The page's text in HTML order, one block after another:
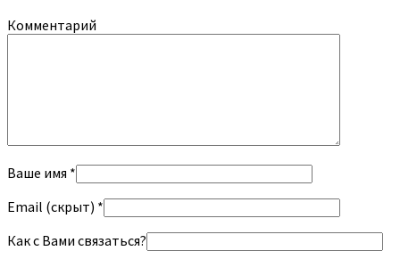
Комментарий
Ваше имя *
Email (скрыт) *
Как с Вами связаться?